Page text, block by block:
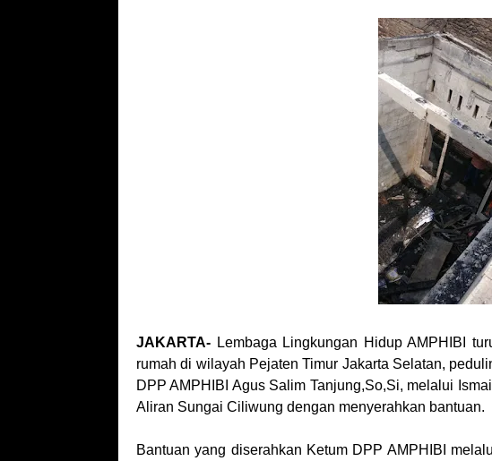
JAKARTA- Lembaga Lingkungan Hidup AMPHIBI
rumah di wilayah Pejaten Timur Jakarta Selatan,
DPP AMPHIBI Agus Salim Tanjung,So,Si, melalui
Aliran Sungai Ciliwung dengan menyerahkan bantuan.
Bantuan yang diserahkan Ketum DPP AMPHIBI